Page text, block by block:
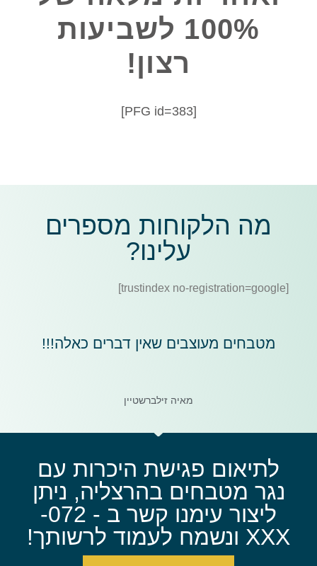
100% לשביעות
רצון!
[PFG id=383]
מה הלקוחות מספרים
עלינו?
[trustindex no-registration=google]
מטבחים מעוצבים שאין דברים כאלה!!!
מאיה זילברשטיין
לתיאום פגישת היכרות עם
נגר מטבחים בהרצליה, ניתן
ליצור עימנו קשר ב - 072-
XXX ונשמח לעמוד לרשותך!